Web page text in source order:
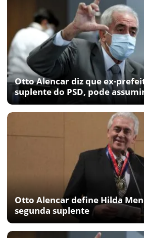
Otto Alencar diz que ex-
suplente do PSD, pode
Otto Alencar define Hilda
segunda suplente